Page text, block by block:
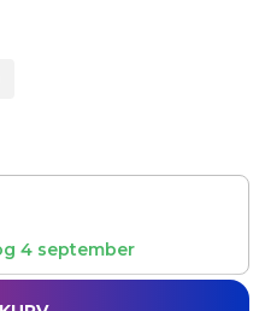
4 september